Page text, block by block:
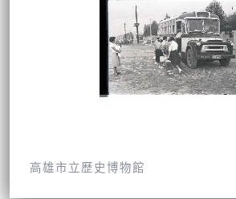
高雄市立歷史博物館